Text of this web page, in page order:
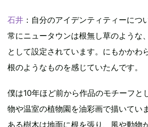
石井 ：自分のアイデンティティーにつ
常にニュータウンは根無し草のような
として設定されています。にもかかわ
根のようなものを感じていたんです。
僕は10年ほど前から作品のモチーフと
物や温室の植物園を油彩画で描いてい
ある樹木は地面に根を張り、風や動物